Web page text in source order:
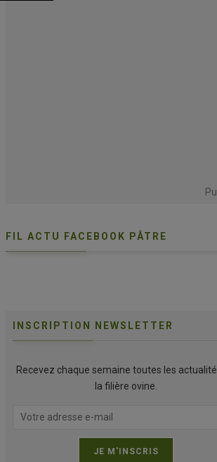
a dû être nettoyée et ré-équipée après des
FIL ACTU FACEBOOK PÂTRE
INSCRIPTION NEWSLETTER
Recevez chaque semaine toutes les
la filière ovine.